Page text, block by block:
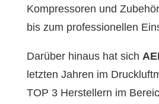
Kompressoren und
bis zum professionellen
Darüber hinaus hat sich
letzten Jahren im
TOP 3 Herstellern im